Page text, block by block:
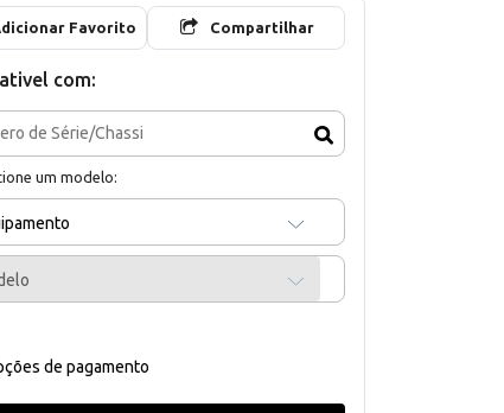
Favorito Compartilhar
com:
um modelo:
de pagamento